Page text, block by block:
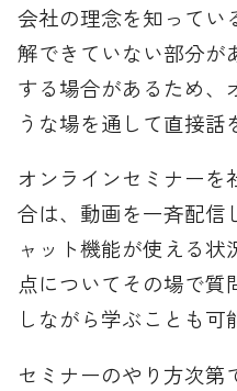
会社の理念を知ってい
解できていない部分が
する場合があるため、
うな場を通して直接話
オンラインセミナーを
合は、動画を一斉配信
ャット機能が使える
点についてその場で質
しながら学ぶことも可
セミナーのやり方次第